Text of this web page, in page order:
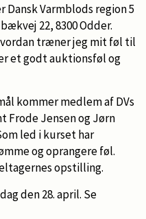
Dansk Varmblods region 5
22, 8300 Odder.
træner jeg mit føl til
et godt auktionsføl og
kommer medlem af DVs
Frode Jensen og Jørn
led i kurset har
og oprangere føl.
opstilling.
den 28. april. Se